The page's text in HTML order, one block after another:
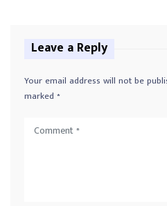
Leave a Reply
Your email address will not be
marked *